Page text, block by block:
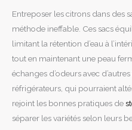
Entreposer les citrons dans des
méthode ineffable. Ces sacs
limitant la rétention d’eau à
tout en maintenant une peau
échanges d’odeurs avec
réfrigérateurs, qui pourraient
rejoint les bonnes pratiques de
séparer les variétés selon leurs